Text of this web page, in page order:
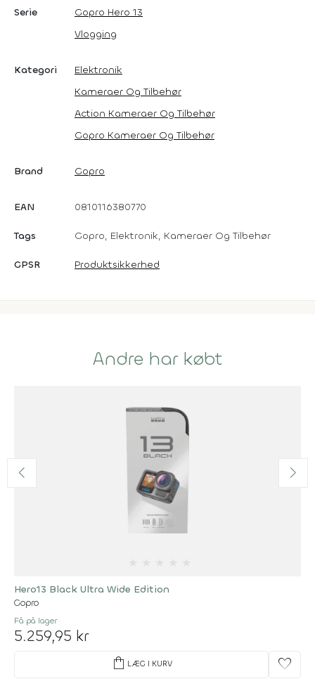
Serie
Gopro Hero 13
Vlogging
Kategori
Elektronik
Kameraer Og Tilbehør
Action Kameraer Og Tilbehør
Gopro Kameraer Og Tilbehør
Brand Gopro
EAN 0810116380770
Tags Gopro, Elektronik, Kameraer Og Tilbehør
GPSR Produktsikkerhed
Andre har købt
Hero13 Black Ultra Wide Edition
Gopro
Få på lager
5.259,95 kr
shopping_bag LÆG I KURV favorite